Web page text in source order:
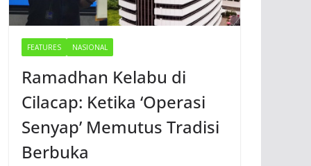
FEATURES NASIONAL
Ramadhan Kelabu di
Cilacap: Ketika ‘Operasi
Senyap’ Memutus Tradisi
Berbuka